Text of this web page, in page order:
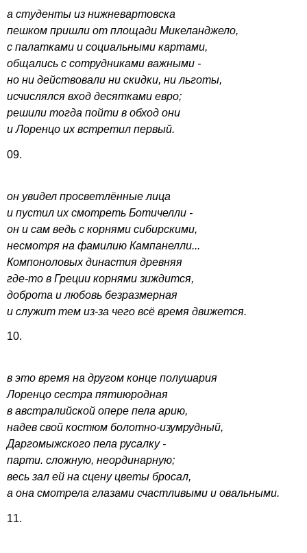
а студенты из нижневартовска
пешком пришли от площади Микеланджело,
с палатками и социальными картами,
общались с сотрудниками важными -
но ни действовали ни скидки, ни льготы,
исчислялся вход десятками евро;
решили тогда пойти в обход они
и Лоренцо их встретил первый.
09.
он увидел просветлённые лица
и пустил их смотреть Ботичелли -
он и сам ведь с корнями сибирскими,
несмотря на фамилию Кампанелли...
Компоноловых династия древняя
где-то в Греции корнями зиждится,
доброта и любовь безразмерная
и служит тем из-за чего всё время движется.
10.
в это время на другом конце полушария
Лоренцо сестра пятиюродная
в австралийской опере пела арию,
надев свой костюм болотно-изумрудный,
Даргомыжского пела русалку -
парти. сложную, неординарную;
весь зал ей на сцену цветы бросал,
а она смотрела глазами счастливыми и овальными.
11.